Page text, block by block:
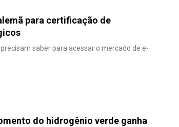
para certificação de
saber para acessar o mercado de e-
do hidrogênio verde ganha